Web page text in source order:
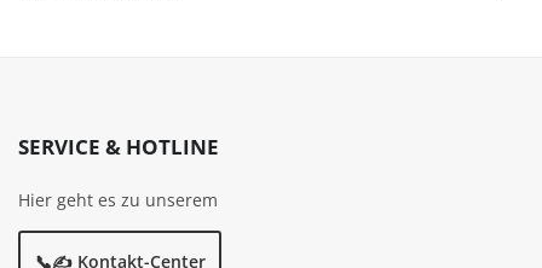
SERVICE & HOTLINE
Hier geht es zu unserem
📞✍️ Kontakt-Center